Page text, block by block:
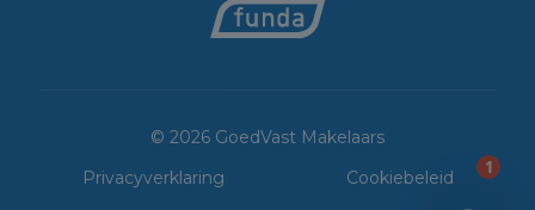
© 2026 GoedVast Makelaars
Privacyverklaring
Cookiebeleid
1